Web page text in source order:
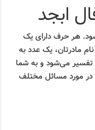
ابجد
هر حرف دارای یک
مادرتان، یک عدد به
می‌شود و به شما
در مورد مسائل مختلف